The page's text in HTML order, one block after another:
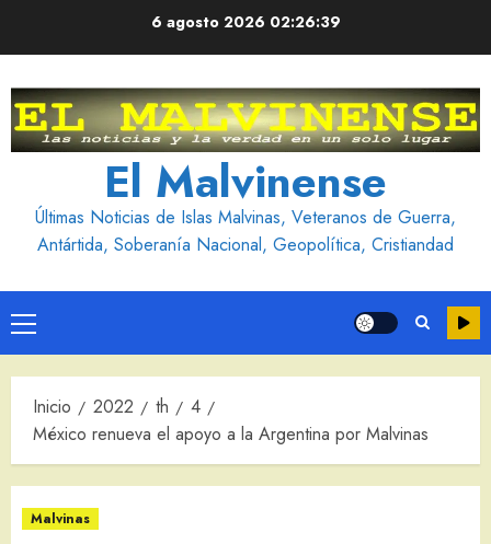
6 agosto 2026 02:26:40
El Malvinense
Últimas Noticias de Islas Malvinas, Veteranos de Guerra,
Antártida, Soberanía Nacional, Geopolítica, Cristiandad
Menú
principal
Inicio 2022 th
4
México renueva el apoyo a la Argentina por Malvinas
Malvinas